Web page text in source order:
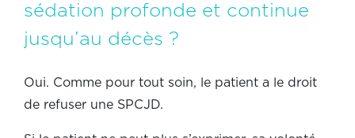
sédation profonde et continue
jusqu’au décès ?
Oui. Comme pour tout soin, le patient a le droit
de refuser une SPCJD.